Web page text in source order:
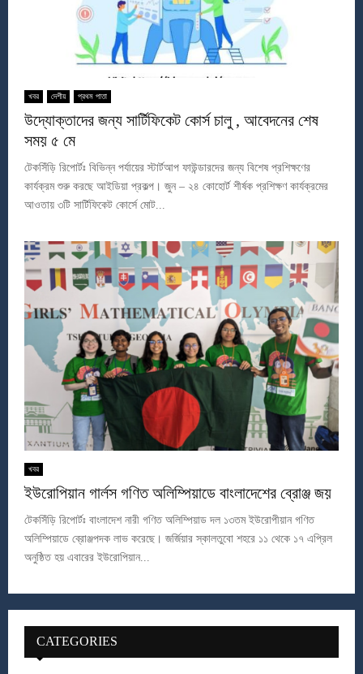
খবর দেশীয় প্রথম পাতা
উদ্যোক্তাদের জন্য সার্টিফিকেট কোর্স চালু , আবেদনের শেষ
সময় ৫ মে
টেকসিঁড়ি রিপোর্টঃ বিভিন্ন পর্যায়ের স্টার্টআপ ফাউন্ডারদের জন্য বিশেষ প্রশিক্ষণের
কার্যক্রম শুরু করছে আইডিয়া প্রকল্প। জুন – ২৪ কোহোর্ট শীর্ষক প্রশিক্ষণ কার্যক্রমের
আওতায় ৩টি সার্টিফিকেট কোর্সে মোট...
খবর
ইউরোপিয়ান গার্লস গণিত অলিম্পিয়াডে বাংলাদেশের ব্রোঞ্জ জয়
টেকসিঁড়ি রিপোর্টঃ বাংলাদেশ নারী গণিত অলিম্পিয়াড দল ১৩তম ইউরোপীয়ান গণিত
অলিম্পিয়াডে ব্রোঞ্জপদক লাভ করেছে। জর্জিয়ার স্কালতুবো শহরে ১১ থেকে ১৭ এপ্রিল
অনুষ্ঠিত হয় এবারের ইউরোপিয়ান...
CATEGORIES